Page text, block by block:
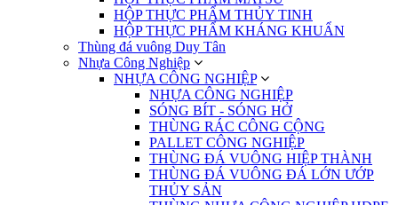
HỘP THỰC PHẨM THỦY TINH
HỘP THỰC PHẨM KHÁNG KHUẨN
Thùng đá vuông Duy Tân
Nhựa Công Nghiệp
NHỰA CÔNG NGHIỆP
NHỰA CÔNG NGHIỆP
SÓNG BÍT - SÓNG HỞ
THÙNG RÁC CÔNG CỘNG
PALLET CÔNG NGHIỆP
THÙNG ĐÁ VUÔNG HIỆP THÀNH
THÙNG ĐÁ VUÔNG ĐÁ LỚN ƯỚP
THỦY SẢN